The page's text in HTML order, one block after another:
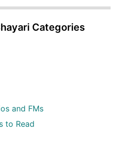
Categories
and FMs
to Read